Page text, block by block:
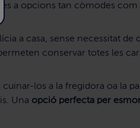
a opcions tan còmodes com
a casa, sense necessitat de
conservar totes les
los a la fregidora oa la
Una opció perfecta per